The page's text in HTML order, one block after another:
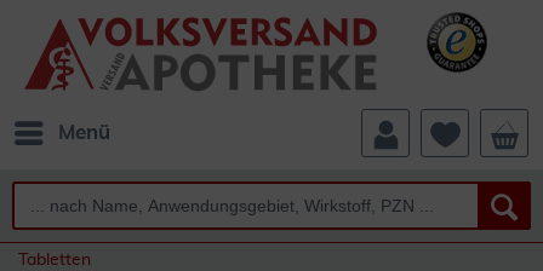
Menü
Tabletten